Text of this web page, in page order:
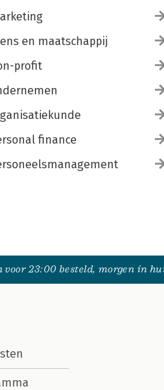
en maatschappij
profit
finance
voor 23:00 besteld, morgen in